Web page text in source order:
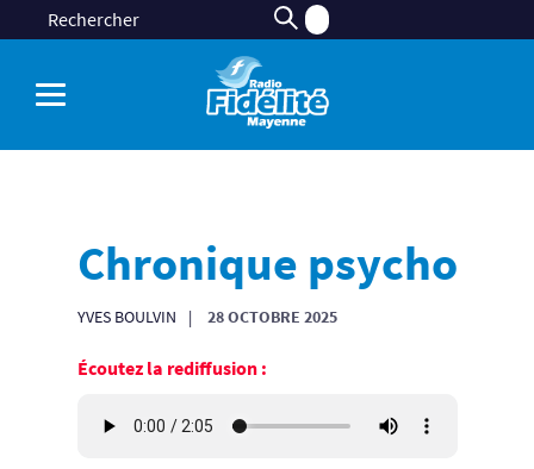
Chronique psycho
YVES BOULVIN 28 OCTOBRE 2025
Écoutez la rediffusion :